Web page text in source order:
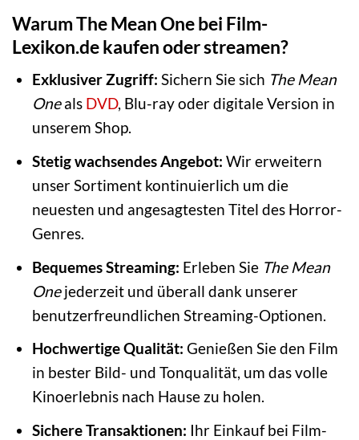
Warum The Mean One bei Film-
Lexikon.de kaufen oder streamen?
Exklusiver Zugriff: Sichern Sie sich The Mean
Oneals DVD, Blu-ray oder digitale Version in
unserem Shop.
Stetig wachsendes Angebot: Wir erweitern
unser Sortiment kontinuierlich um die
neuesten und angesagtesten Titel des Horror-
Genres.
Bequemes Streaming: Erleben Sie The Mean
Onejederzeit und überall dank unserer
benutzerfreundlichen Streaming-Optionen.
Hochwertige Qualität: Genießen Sie den Film
in bester Bild- und Tonqualität, um das volle
Kinoerlebnis nach Hause zu holen.
Sichere Transaktionen: Ihr Einkauf bei Film-